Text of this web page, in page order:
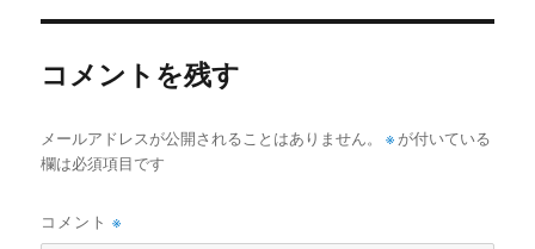
コメントを残す
メールアドレスが公開されることはありません。 ※が付いている
欄は必須項目です
コメント※